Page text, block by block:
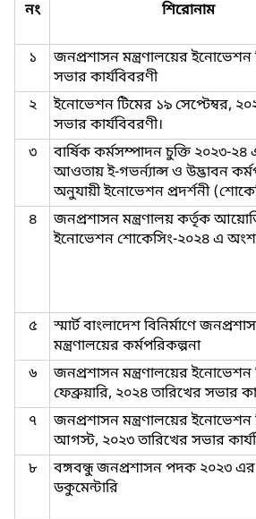
নং শিরোনাম
১
জনপ্রশাসন মন্ত্রণালয়ের ইনোভেশন
সভার কার্যবিবরণী
২
ইনোভেশন টিমের ১৯ সেপ্টেম্বর,
সভার কার্যবিবরণী।
৩
বার্ষিক কর্মসম্পাদন চুক্তি ২০২৩-২৪
আওতায় ই-গভর্ন্যান্স ও উদ্ভাবন
অনুযায়ী ইনোভেশন প্রদর্শনী
৪
জনপ্রশাসন মন্ত্রণালয় কর্তৃক
ইনোভেশন শোকেসিং-২০২৪ এ
৫
স্মার্ট বাংলাদেশ বিনির্মাণে
মন্ত্রণালয়ের কর্মপরিকল্পনা
৬
জনপ্রশাসন মন্ত্রণালয়ের ইনোভেশন
ফেব্রুয়ারি, ২০২৪ তারিখের সভার
৭
জনপ্রশাসন মন্ত্রণালয়ের ইনোভেশন
আগস্ট, ২০২৩ তারিখের সভার
৮
বঙ্গবন্ধু জনপ্রশাসন পদক ২০২৩ এর
ডকুমেন্টারি